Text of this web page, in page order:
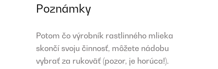
Poznámky
Potom čo výrobník rastlinného mlieka
skončí svoju činnosť, môžete nádobu
vybrať za rukoväť (pozor, je horúca!).